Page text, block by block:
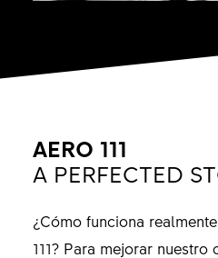
AERO 111
A PERFECTED
¿Cómo funciona
111? Para mejorar nuestro